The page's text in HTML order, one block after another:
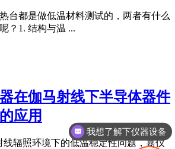
台都是做低温材料测试的，两者有什么
？1. 结构与温 ...
在伽马射线下半导体器件
应用
线辐照环境下的低温稳定性问题，嘉仪
我想了解下仪器设备